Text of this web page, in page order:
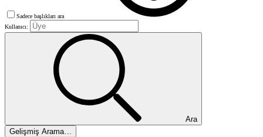
Sadece başlıkları ara
Kullanıcı:
Ara
Gelişmiş Arama…